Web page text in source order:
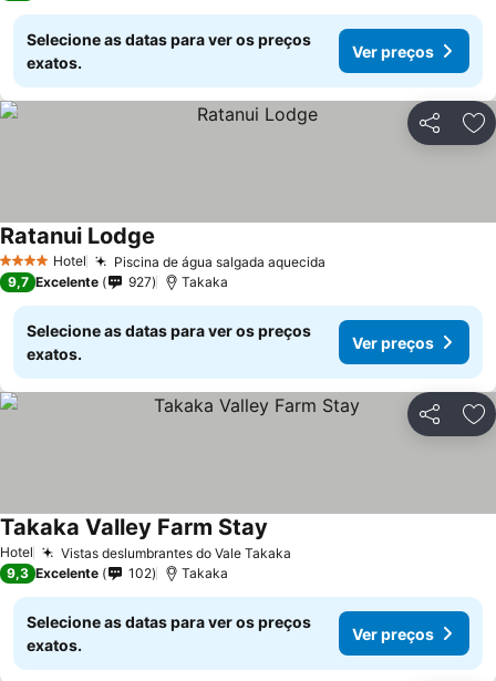
Selecione as datas para ver os preços
exatos.
Ver preços
Partilhar
4 EstrelasHotel Piscina de água salgada aquecida
Ratanui Lodge
9,7 Excelente 927 Takaka
Selecione as datas para ver os preços
exatos.
Ver preços
Partilhar
Hotel Vistas deslumbrantes do Vale Takaka
Takaka Valley Farm Stay
9,3 Excelente 102 Takaka
Selecione as datas para ver os preços
exatos.
Ver preços